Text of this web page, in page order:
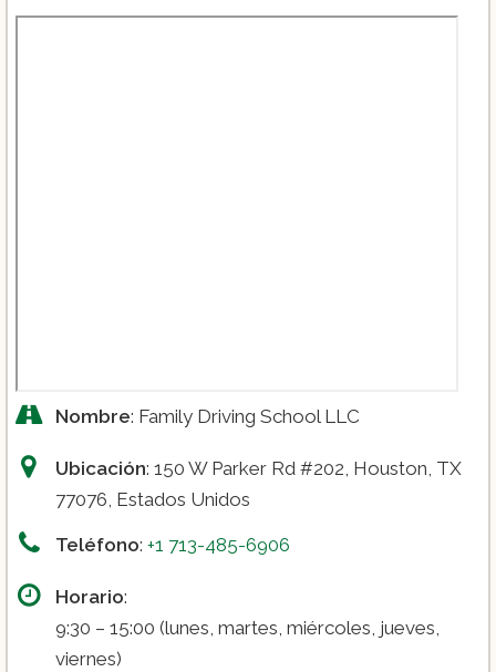
Nombre: Family Driving School LLC
Ubicación: 150 W Parker Rd #202, Houston, TX
77076, Estados Unidos
Teléfono: +1 713-485-6906
Horario:
9:30 – 15:00 (lunes, martes, miércoles, jueves,
viernes)